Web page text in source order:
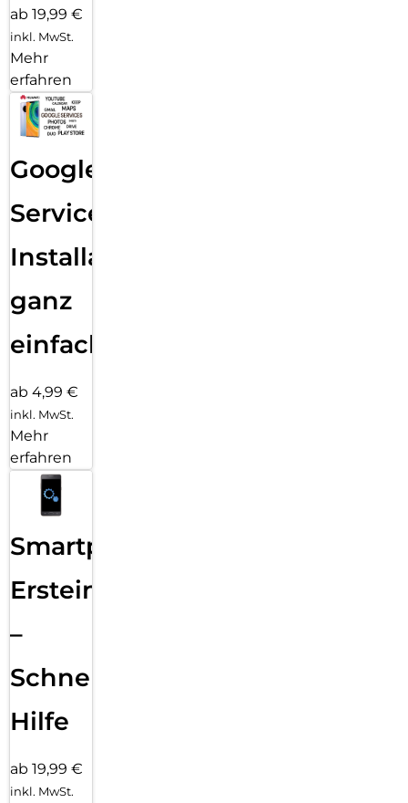
ab 19,99 €
inkl. MwSt.
Mehr
erfahren
Google
Services
Installation
ganz
einfach
ab 4,99 €
inkl. MwSt.
Mehr
erfahren
Smartphone
Ersteinrichtung
–
Schnelle
Hilfe
ab 19,99 €
inkl. MwSt.